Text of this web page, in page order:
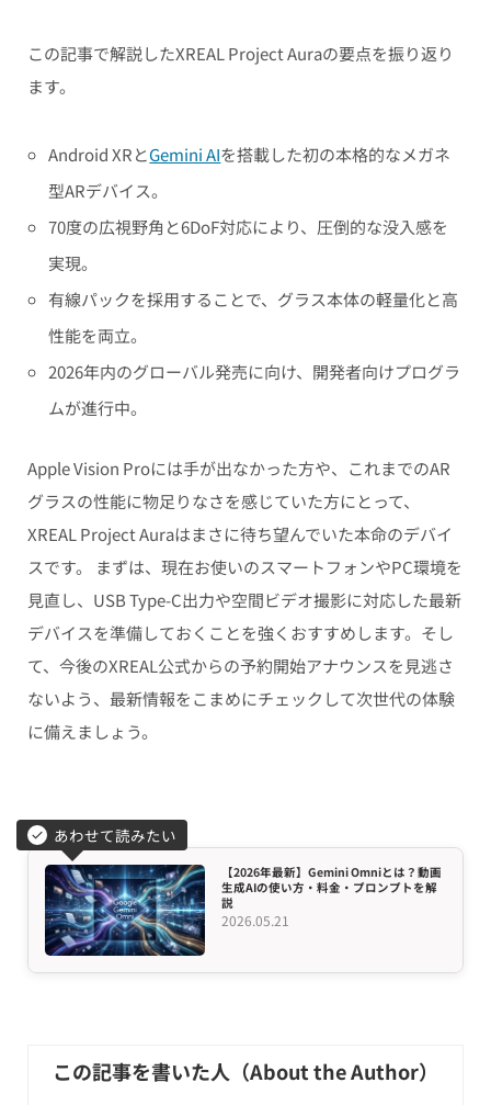
この記事で解説したXREAL Project Auraの要点を振り返り
ます。
Android XRとGemini AIを搭載した初の本格的なメガネ
型ARデバイス。
70度の広視野角と6DoF対応により、圧倒的な没入感を
実現。
有線パックを採用することで、グラス本体の軽量化と高
性能を両立。
2026年内のグローバル発売に向け、開発者向けプログラ
ムが進行中。
Apple Vision Proには手が出なかった方や、これまでのAR
グラスの性能に物足りなさを感じていた方にとって、
XREAL Project Auraはまさに待ち望んでいた本命のデバイ
スです。 まずは、現在お使いのスマートフォンやPC環境を
見直し、USB Type-C出力や空間ビデオ撮影に対応した最新
デバイスを準備しておくことを強くおすすめします。そし
て、今後のXREAL公式からの予約開始アナウンスを見逃さ
ないよう、最新情報をこまめにチェックして次世代の体験
に備えましょう。
あわせて読みたい
【2026年最新】Gemini Omniとは？動画
生成AIの使い方・料金・プロンプトを解
説
2026.05.21